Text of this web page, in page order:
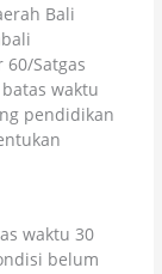
Bali
Satgas
waktu
pendidikan
waktu 30
belum